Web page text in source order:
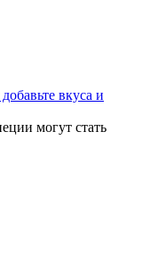
вкуса и
могут стать